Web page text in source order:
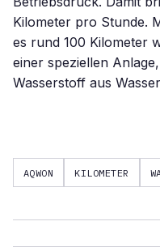
Kilometer pro Stunde.
es rund 100 Kilometer
einer speziellen
Wasserstoff aus
AQWON KILOMETER